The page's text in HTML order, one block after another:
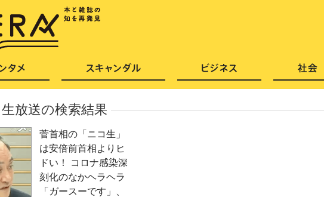
放送の検索結果
菅首相の「ニコ生」
は安倍前首相よりヒ
ドい！ コロナ感染深
刻化のなかヘラヘラ
「ガースーです」、
芸能・エンタメ スキャンダル